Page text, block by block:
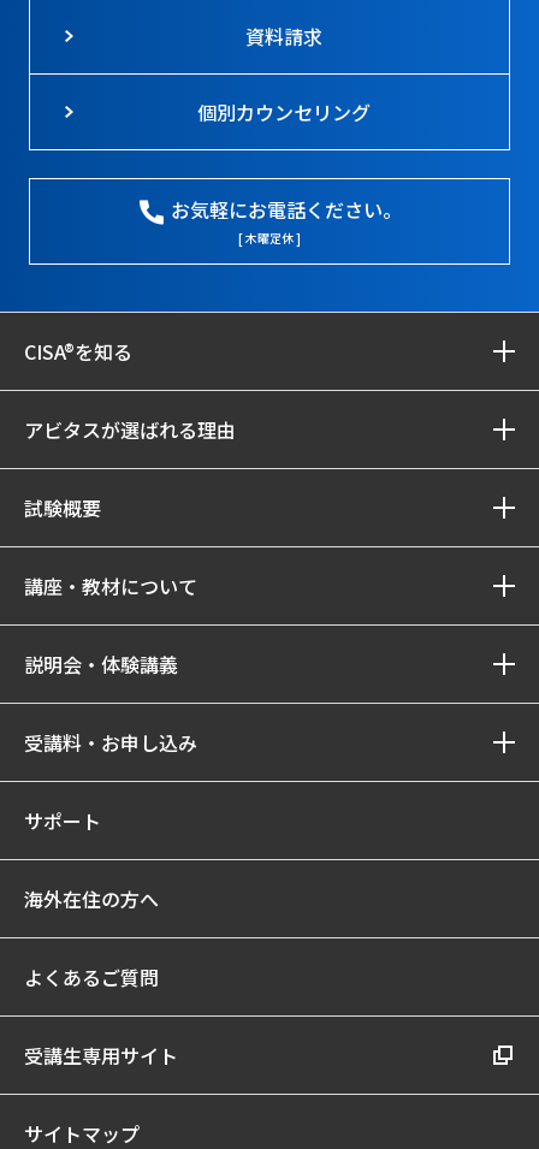
資料請求
個別カウンセリング
お気軽にお電話ください。
[ 木曜定休 ]
CISA®を知る
アビタスが選ばれる理由
試験概要
講座・教材について
説明会・体験講義
受講料・お申し込み
サポート
海外在住の方へ
よくあるご質問
受講生専用サイト
サイトマップ